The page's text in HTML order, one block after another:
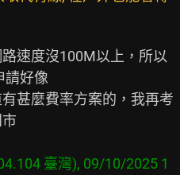
速度沒100M以上，所以
請好像
甚麼費率方案的，我再考
臺灣), 09/10/2025 1